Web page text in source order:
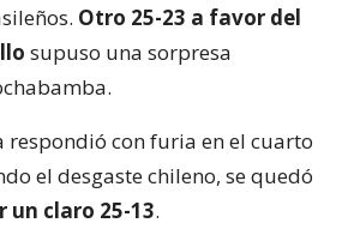
Otro 25-23 a favor del
supuso una sorpresa
respondió con furia en el cuarto
el desgaste chileno, se quedó
un claro 25-13.